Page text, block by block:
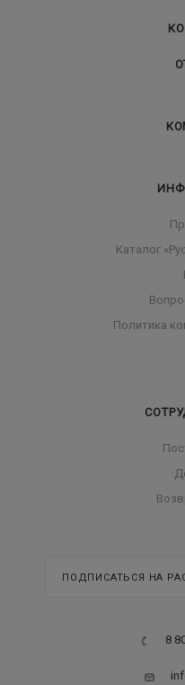
Каталог
Политика
ПОДПИСАТЬСЯ НА
8